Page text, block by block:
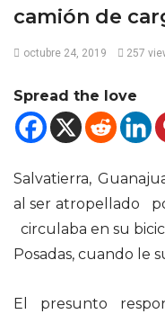
camión de
octubre 24, 2019 257
Spread the love
Salvatierra,
al ser atropellado
circulaba en su
Posadas, cuando le
El presunto